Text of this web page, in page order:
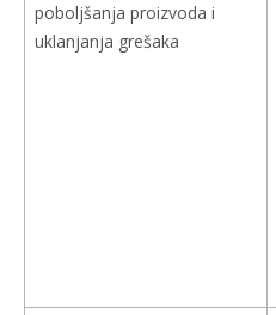
poboljšanja proizvoda i
uklanjanja grešaka